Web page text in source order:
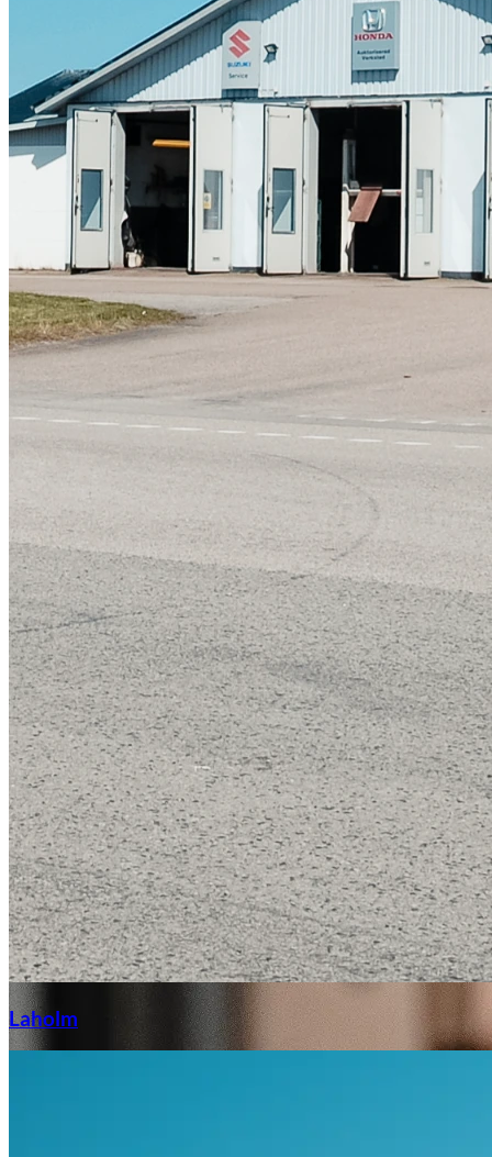
Skadeverkstad
Laholm